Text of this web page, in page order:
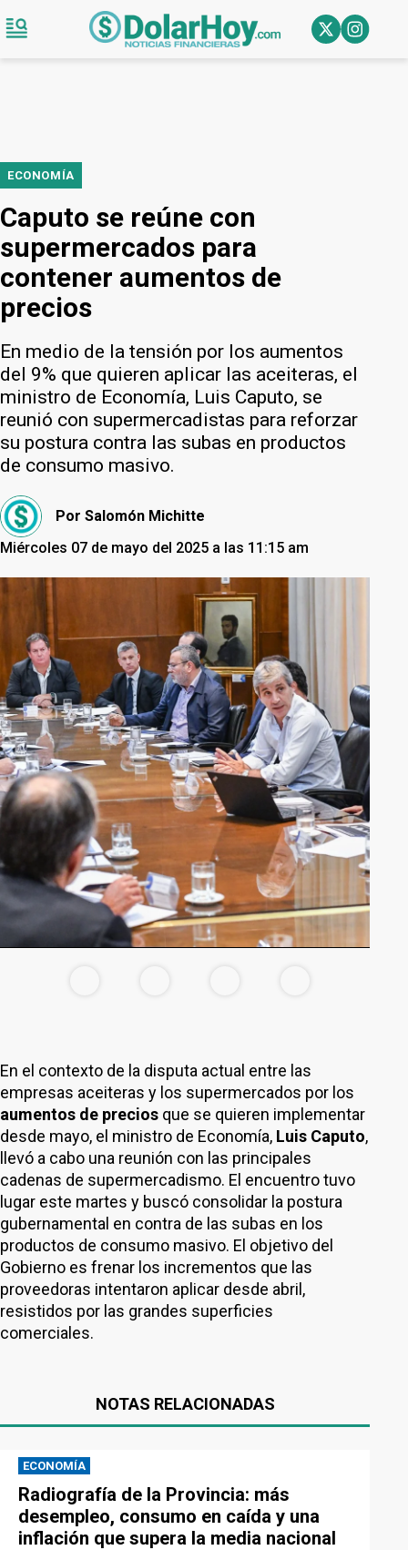
ECONOMÍA
Caputo se reúne con
supermercados para
contener aumentos de
precios
En medio de la tensión por los aumentos
del 9% que quieren aplicar las aceiteras, el
ministro de Economía, Luis Caputo, se
reunió con supermercadistas para reforzar
su postura contra las subas en productos
de consumo masivo.
Por Salomón Michitte
Miércoles 07 de mayo del 2025 a las 11:15 am
En el contexto de la disputa actual entre las
empresas aceiteras y los supermercados por los
aumentos de precios que se quieren implementar
desde mayo, el ministro de Economía, Luis Caputo,
llevó a cabo una reunión con las principales
cadenas de supermercadismo. El encuentro tuvo
lugar este martes y buscó consolidar la postura
gubernamental en contra de las subas en los
productos de consumo masivo. El objetivo del
Gobierno es frenar los incrementos que las
proveedoras intentaron aplicar desde abril,
resistidos por las grandes superficies
comerciales.
NOTAS RELACIONADAS
ECONOMÍA
Radiografía de la Provincia: más
desempleo, consumo en caída y una
inflación que supera la media nacional